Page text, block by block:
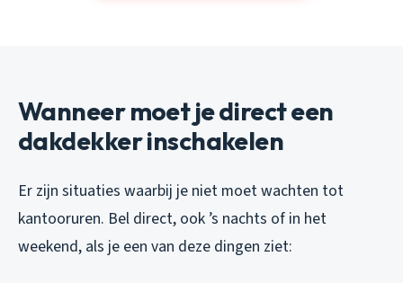
Wanneer moet je direct een
dakdekker inschakelen
Er zijn situaties waarbij je niet moet wachten tot
kantooruren. Bel direct, ook ’s nachts of in het
weekend, als je een van deze dingen ziet: